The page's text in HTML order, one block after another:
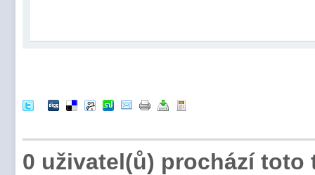
0 uživatel(ů) prochází toto